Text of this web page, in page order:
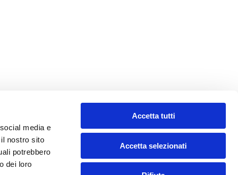
media e
nostro sito
potrebbero
dei loro
Accetta tutti
Accetta selezionati